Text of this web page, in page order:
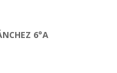
6°A